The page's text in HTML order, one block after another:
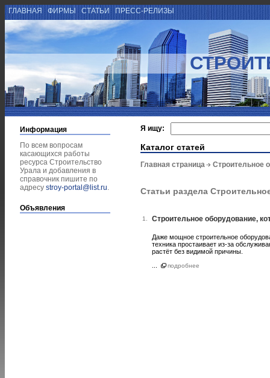
ГЛАВНАЯ ФИРМЫ СТАТЬИ ПРЕСС-РЕЛИЗЫ
Информация
По всем вопросам
касающихся работы
ресурса Строительство
Урала и добавления в
справочник пишите по
адресу stroy-portal@list.ru.
Объявления
Я ищу:
Каталог статей
Главная страница Строительное
Статьи раздела
1. Строительное оборудование,
Даже мощное строительное
техника простаивает из-за
растёт без видимой причины.
подробнее